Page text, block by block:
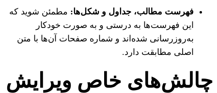
فهرست مطالب، جداول و شکل‌ها:مطمئن شوید که
این فهرست‌ها به درستی و به صورت خودکار
به‌روزرسانی شده‌اند و شماره صفحات آن‌ها با متن
اصلی مطابقت دارد.
خاص ویرایش